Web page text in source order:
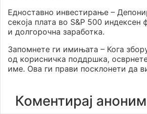
Едноставно инвестирање –
секоја плата во S&P 500 индексен
и долгорочна заработка.
Запомнете ги имињата – Кога
од корисничка поддршка,
име. Ова ги прави посклонети да
Коментирај